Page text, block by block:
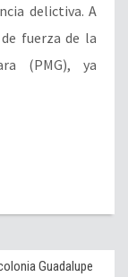
delictiva. A
fuerza de la
(PMG), ya
Guadalupe